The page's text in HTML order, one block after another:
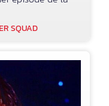
SQUAD